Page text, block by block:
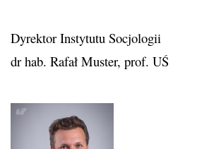
Dyrektor Instytutu Socjologii
dr hab. Rafał Muster, prof. UŚ